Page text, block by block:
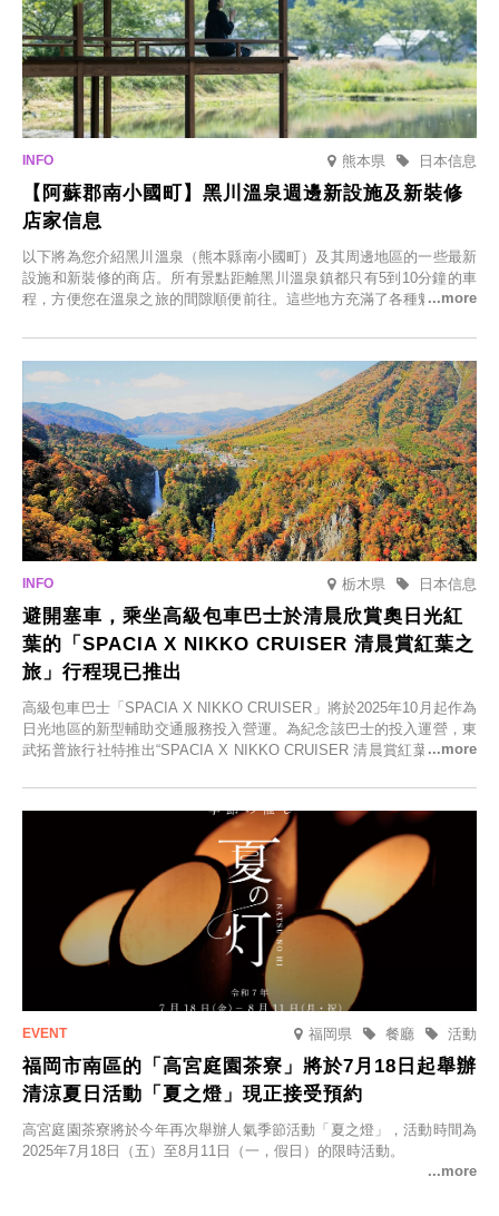
熊本県 日本信息
【阿蘇郡南小國町】黑川溫泉週邊新設施及新裝修
店家信息
以下將為您介紹黑川溫泉（熊本縣南小國町）及其周邊地區的一些最新
設施和新裝修的商店。所有景點距離黑川溫泉鎮都只有5到10分鐘的車
程，方便您在溫泉之旅的間隙順便前往。這些地方充滿了各種魅力，包
食材的餐廳。讓您體驗黑川溫泉的全新樂趣。
栃木県 日本信息
避開塞車，乘坐高級包車巴士於清晨欣賞奧日光紅
葉的「SPACIA X NIKKO CRUISER 清晨賞紅葉之
旅」行程現已推出
高級包車巴士「SPACIA X NIKKO CRUISER」將於2025年10月起作為
日光地區的新型輔助交通服務投入營運。為紀念該巴士的投入運營，東
武拓普旅行社特推出“SPACIA X NIKKO CRUISER 清晨賞紅葉之旅”，
福岡県 活動
餐廳
福岡市南區的「高宮庭園茶寮」將於7月18日起舉辦
清涼夏日活動「夏之燈」現正接受預約
高宮庭園茶寮將於今年再次舉辦人氣季節活動「夏之燈」，活動時間為
2025年7月18日（五）至8月11日（一，假日）的限時活動。